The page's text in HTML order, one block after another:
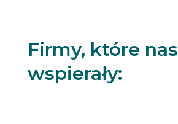
Firmy, które nas
wspierały: